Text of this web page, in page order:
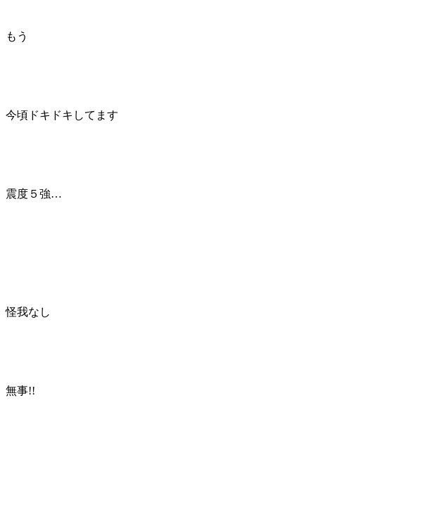
もう
今頃ドキドキしてます
震度５強…
怪我なし
無事!!